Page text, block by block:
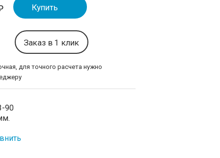
Купить
Заказ в 1 клик
для точного расчета нужно
90